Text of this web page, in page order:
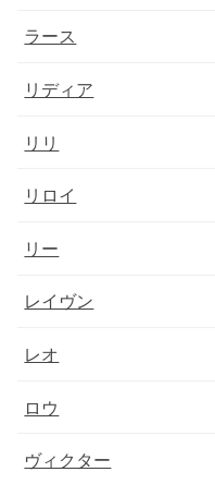
ラース
リディア
リリ
リロイ
リー
レイヴン
レオ
ロウ
ヴィクター